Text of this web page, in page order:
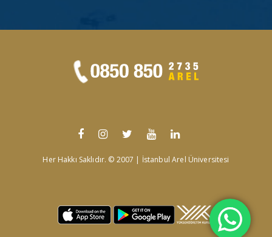
Her Hakkı Saklıdır. © 2007 | İstanbul Arel Üniversitesi